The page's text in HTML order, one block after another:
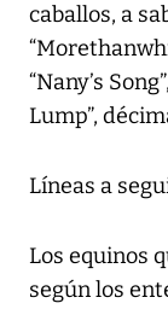
caballos, a
“Nany’s
Lump”,
Líneas a
Los equinos
según los